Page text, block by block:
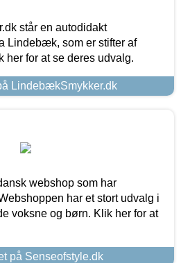
står en autodidakt
Lindebæk, som er stifter af
her for at se deres udvalg.
LindebækSmykker.dk
webshop som har
har et stort udvalg i
voksne og børn. Klik her for at
på Senseofstyle.dk